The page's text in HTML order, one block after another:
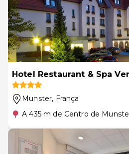
Hotel Restaurant & Spa
Munster, França
A 435 m de Centro de